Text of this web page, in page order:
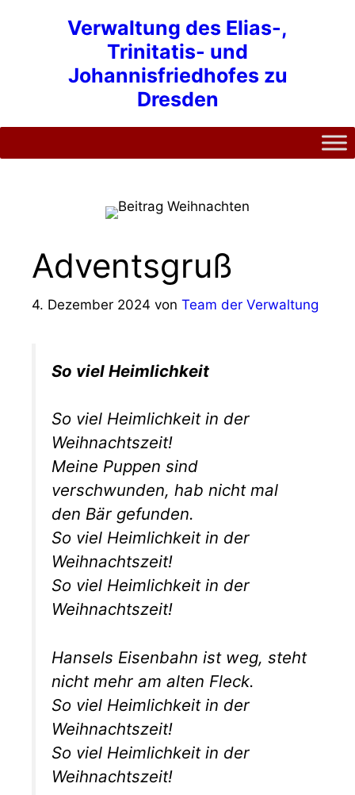
Verwaltung des Elias-,
Trinitatis- und
Johannisfriedhofes zu
Dresden
Adventsgruß
4. Dezember 2024 von Team der Verwaltung
So viel Heimlichkeit
So viel Heimlichkeit in der
Weihnachtszeit!
Meine Puppen sind
verschwunden, hab nicht mal
den Bär gefunden.
So viel Heimlichkeit in der
Weihnachtszeit!
So viel Heimlichkeit in der
Weihnachtszeit!
Hansels Eisenbahn ist weg, steht
nicht mehr am alten Fleck.
So viel Heimlichkeit in der
Weihnachtszeit!
So viel Heimlichkeit in der
Weihnachtszeit!